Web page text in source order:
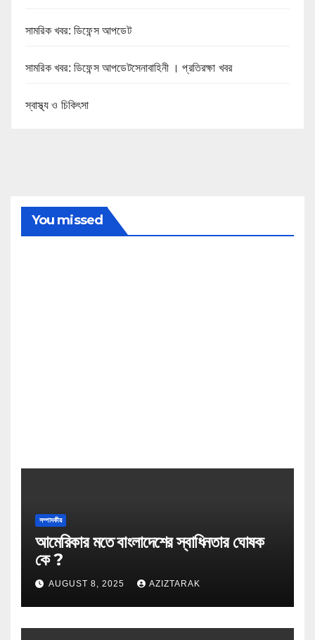
সামরিক খবর: ডিফেন্স আপডেট
সামরিক খবর: ডিফেন্স আপডেটসেনাবাহিনী । প্রতিরক্ষা খবর
স্বাস্থ্য ও চিকিৎসা
You missed
সম্পাদকীয়
আমেরিকার মতে বাংলাদেশের স্বাধিনতার ঘোষক
কে ?
AUGUST 8, 2025 AZIZTARAK